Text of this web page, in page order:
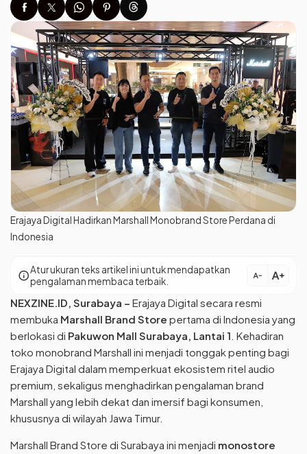
Erajaya Digital Hadirkan Marshall Monobrand Store Perdana di
Indonesia
infoAtur ukuran teks artikel ini untuk mendapatkan
pengalaman membaca terbaik.
text_decrease text_increase
NEXZINE.ID, Surabaya – Erajaya Digital secara resmi
membuka Marshall Brand Store pertama di Indonesia yang
berlokasi di Pakuwon Mall Surabaya, Lantai 1 . Kehadiran
toko monobrand Marshall ini menjadi tonggak penting bagi
Erajaya Digital dalam memperkuat ekosistem ritel audio
premium, sekaligus menghadirkan pengalaman brand
Marshall yang lebih dekat dan imersif bagi konsumen,
khususnya di wilayah Jawa Timur.
Marshall Brand Store di Surabaya ini menjadi monostore